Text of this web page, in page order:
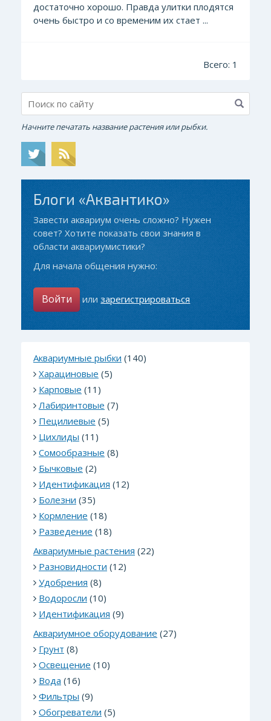
достаточно хорошо. Правда улитки плодятся
очень быстро и со временим их стает ...
Всего: 1
Начните печатать название растения или рыбки.
Блоги «Аквантико»
Завести аквариум очень сложно? Нужен
совет? Хотите показать свои знания в
области аквариумистики?
Для начала общения нужно:
Войти илизарегистрироваться
Аквариумные рыбки (140)
Харациновые (5)
Карповые (11)
Лабиринтовые (7)
Пецилиевые (5)
Цихлиды (11)
Сомообразные (8)
Бычковые (2)
Идентификация (12)
Болезни (35)
Кормление (18)
Разведение (18)
Аквариумные растения (22)
Разновидности (12)
Удобрения (8)
Водоросли (10)
Идентификация (9)
Аквариумное оборудование (27)
Грунт (8)
Освещение (10)
Вода (16)
Фильтры (9)
Обогреватели (5)